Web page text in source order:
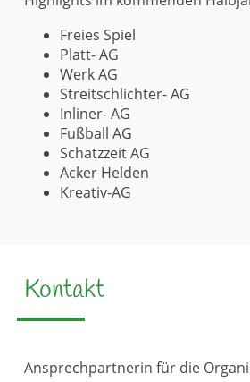
Freies Spiel
Platt- AG
Werk AG
Streitschlichter- AG
Inliner- AG
Fußball AG
Schatzzeit AG
Acker Helden
Kreativ-AG
Kontakt
Ansprechpartnerin für die